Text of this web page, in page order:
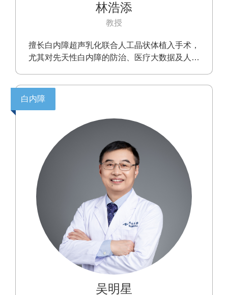
林浩添
教授
擅长白内障超声乳化联合人工晶状体植入手术，
尤其对先天性白内障的防治、医疗大数据及人工
吴明星
白内障